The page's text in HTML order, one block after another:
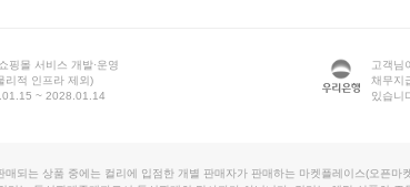
핑몰 서비스 개발·운영
리적 인프라 제외)
~ 2028.01.14
고객님
채무지
있습니
매되는 상품 중에는 컬리에 입점한 개별 판매자가 판매하는 마켓플레이스(오픈마